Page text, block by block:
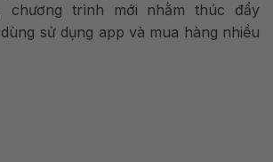
chương trình mới nhằm thúc đẩy
sử dụng app và mua hàng nhiều